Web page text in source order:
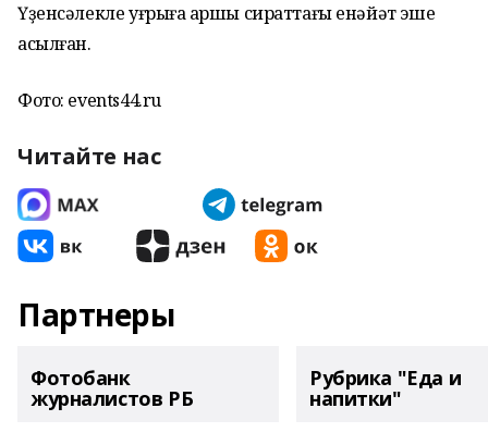
Үҙенсәлекле уғрыға ҡаршы сираттағы енәйәт эше
асылған.
Фото: events44.ru
Читайте нас
Партнеры
Фотобанк
журналистов РБ
Рубрика "Еда и
напитки"